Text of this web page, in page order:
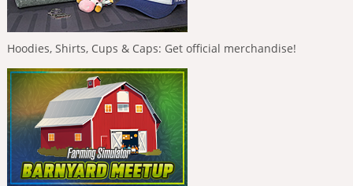
Hoodies, Shirts, Cups & Caps: Get official merchandise!